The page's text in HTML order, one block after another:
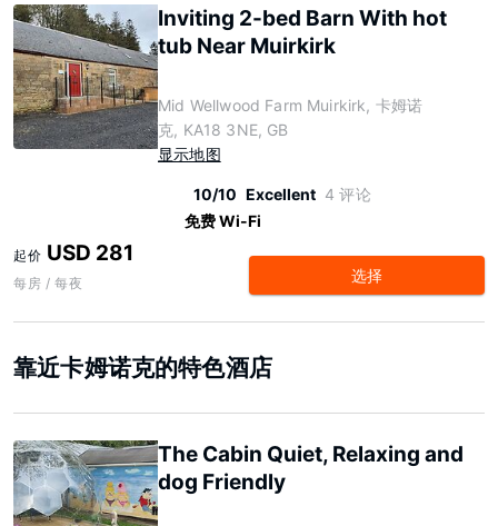
Inviting 2-bed Barn With hot
tub Near Muirkirk
Mid Wellwood Farm Muirkirk, 卡姆诺
克, KA18 3NE, GB
显示地图
10/10 Excellent 4 评论
免费 Wi-Fi
起价 USD 281
每房 / 每夜 选择
靠近卡姆诺克的特色酒店
The Cabin Quiet, Relaxing and
dog Friendly